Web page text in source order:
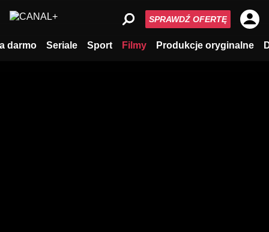
darmo Seriale Sport Filmy Produkcje oryginalne
SPRAWDŹ OFERTĘ